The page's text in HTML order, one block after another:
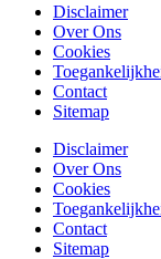
Disclaimer
Over Ons
Cookies
Contact
Sitemap
Disclaimer
Over Ons
Cookies
Contact
Sitemap